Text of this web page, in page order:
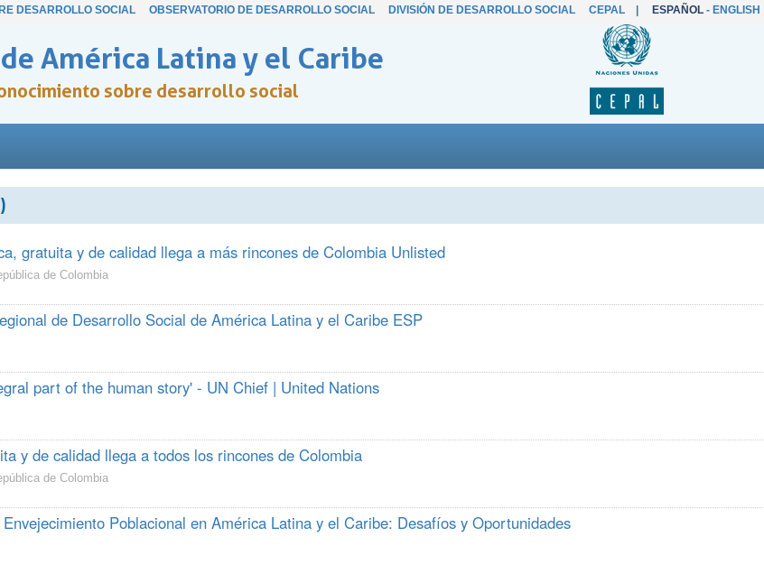
DESARROLLO SOCIAL OBSERVATORIO DE DESARROLLO SOCIAL DIVISIÓN DE DESARROLLO SOCIAL CEPAL| ESPAÑOL- ENGLISH
América Latina y el Caribe
sobre desarrollo social
gratuita y de calidad llega a más rincones de Colombia Unlisted
de Colombia
de Desarrollo Social de América Latina y el Caribe ESP
part of the human story' - UN Chief | United Nations
y de calidad llega a todos los rincones de Colombia
de Colombia
Poblacional en América Latina y el Caribe: Desafíos y Oportunidades